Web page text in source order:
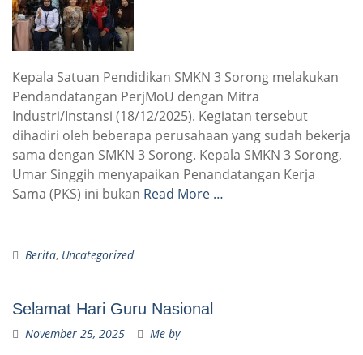
Kepala Satuan Pendidikan SMKN 3 Sorong melakukan
Pendandatangan PerjMoU dengan Mitra
Industri/Instansi (18/12/2025). Kegiatan tersebut
dihadiri oleh beberapa perusahaan yang sudah bekerja
sama dengan SMKN 3 Sorong. Kepala SMKN 3 Sorong,
Umar Singgih menyapaikan Penandatangan Kerja
Sama (PKS) ini bukan Read More …
Berita, Uncategorized
Selamat Hari Guru Nasional
November 25, 2025 Me by